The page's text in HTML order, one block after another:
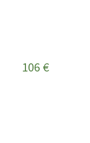
106 €